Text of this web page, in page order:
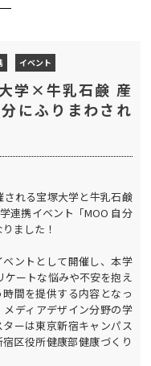
イベント
学×牛乳石鹸 産
にふりまわされ
れる宝塚大学と牛乳石鹸
連携イベント「MOO 自分
ました！
ントとして開催し、本学
ートな悩みや不安を抱え
間を提供する内容となっ
ディアデザイン分野の学
ーは東京新宿キャンパス
区役所健康部健康づくり